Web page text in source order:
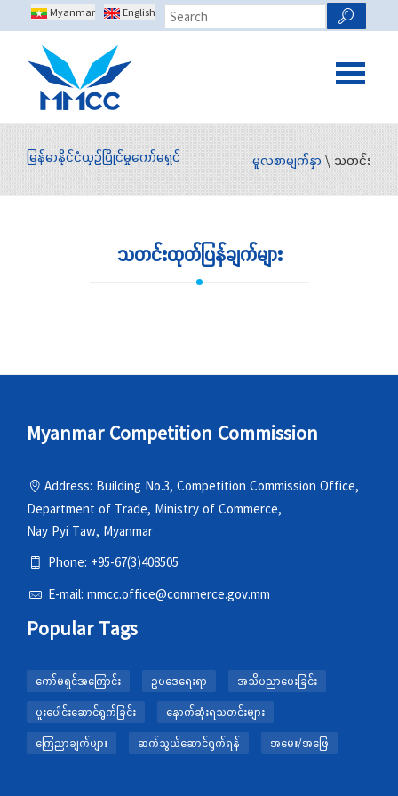
Myanmar English
မြန်မာနိုင်ငံယှဉ်ပြိုင်မှုကော်မရှင် မူလစာမျက်နှာ \ သတင်း
သတင်းထုတ်ပြန်ချက်များ
Myanmar Competition Commission
Address: Building No.3, Competition Commission Office,
Department of Trade, Ministry of Commerce,
Nay Pyi Taw, Myanmar
Phone: +95-67(3)408505
E-mail: mmcc.office@commerce.gov.mm
Popular Tags
ကော်မရှင်အကြောင်း ဥပဒေရေးရာ အသိပညာပေးခြင်း
ပူးပေါင်းဆောင်ရွက်ခြင်း နောက်ဆုံးရသတင်းများ
ကြေညာချက်များ ဆက်သွယ်ဆောင်ရွက်ရန် အမေး/အဖြေ